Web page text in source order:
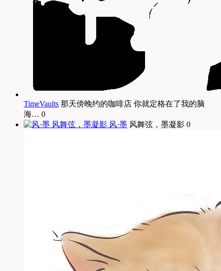
TimeVaults 那天傍晚约的咖啡店 你就定格在了我的脑
海… 0
风·墨 风舞弦，墨凝影 0